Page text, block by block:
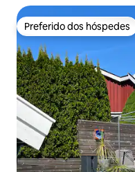
Preferido dos hóspedes
Preferido dos hóspedes